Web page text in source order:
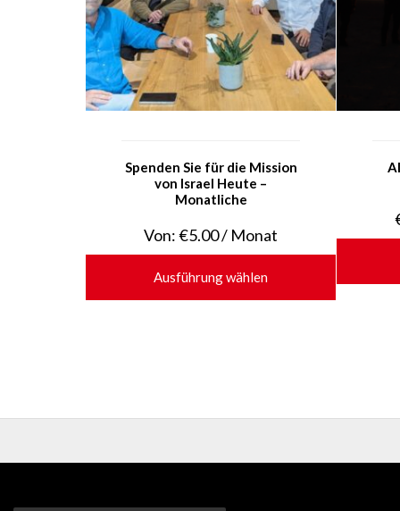
Spenden Sie für die Mission
von Israel Heute –
Monatliche
Von:€5.00/ Monat
Ausführung wählen
auf